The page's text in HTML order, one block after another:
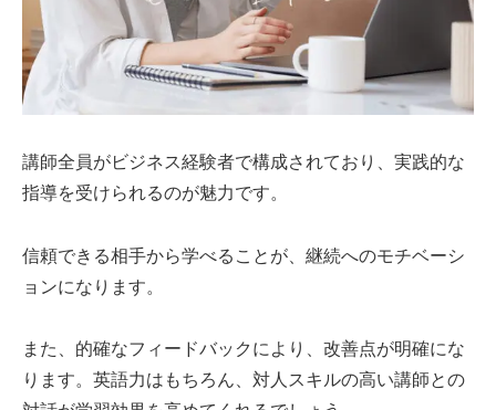
講師全員がビジネス経験者で構成されており、実践的な
指導を受けられるのが魅力です。
信頼できる相手から学べることが、継続へのモチベーシ
ョンになります。
また、的確なフィードバックにより、改善点が明確にな
ります。英語力はもちろん、対人スキルの高い講師との